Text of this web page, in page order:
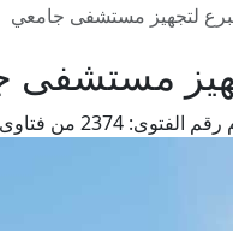
لتجهيز مستشفى جامعي
مستشفى
رقم الفتوى: من